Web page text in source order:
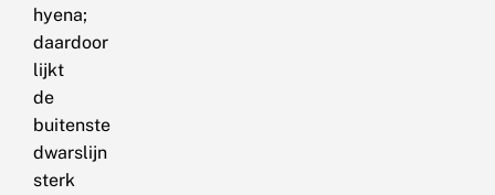
hyena;
daardoor
lijkt
de
buitenste
dwarslijn
sterk